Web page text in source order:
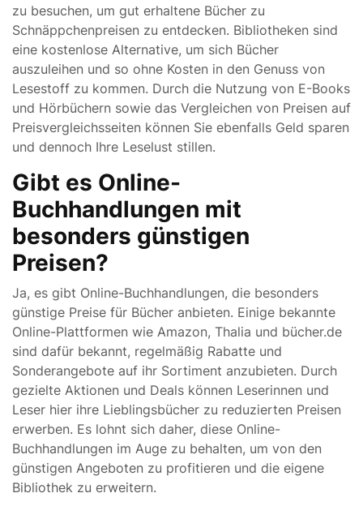
zu besuchen, um gut erhaltene Bücher zu
Schnäppchenpreisen zu entdecken. Bibliotheken sind
eine kostenlose Alternative, um sich Bücher
auszuleihen und so ohne Kosten in den Genuss von
Lesestoff zu kommen. Durch die Nutzung von E-Books
und Hörbüchern sowie das Vergleichen von Preisen auf
Preisvergleichsseiten können Sie ebenfalls Geld sparen
und dennoch Ihre Leselust stillen.
Gibt es Online-
Buchhandlungen mit
besonders günstigen
Preisen?
Ja, es gibt Online-Buchhandlungen, die besonders
günstige Preise für Bücher anbieten. Einige bekannte
Online-Plattformen wie Amazon, Thalia und bücher.de
sind dafür bekannt, regelmäßig Rabatte und
Sonderangebote auf ihr Sortiment anzubieten. Durch
gezielte Aktionen und Deals können Leserinnen und
Leser hier ihre Lieblingsbücher zu reduzierten Preisen
erwerben. Es lohnt sich daher, diese Online-
Buchhandlungen im Auge zu behalten, um von den
günstigen Angeboten zu profitieren und die eigene
Bibliothek zu erweitern.